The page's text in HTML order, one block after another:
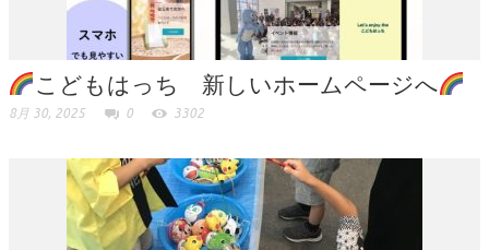
こどもはっち 新しいホームページへ
8月 30, 2025 0 3302